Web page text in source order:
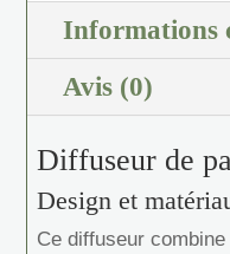
Informations
Avis (0)
Diffuseur de
Design et
Ce diffuseur